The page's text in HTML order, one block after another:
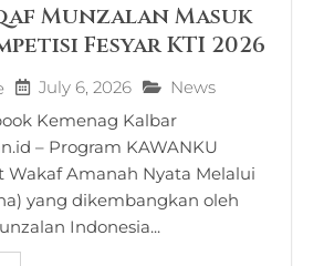
Munzalan Masuk
Fesyar KTI 2026
July 6, 2026
News
Kemenag Kalbar
– Program KAWANKU
Wakaf Amanah Nyata Melalui
yang dikembangkan oleh
Indonesia...